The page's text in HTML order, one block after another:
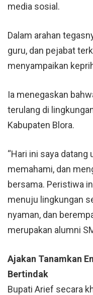
media sosial.
Dalam arahan
guru, dan pejabat
menyampaikan
Ia menegaskan
terulang di
Kabupaten Blora.
“Hari ini saya
memahami, dan
bersama. Peristiwa
menuju lingkungan
nyaman, dan
merupakan alumni
Ajakan Tanamkan
Bertindak
Bupati Arief secara